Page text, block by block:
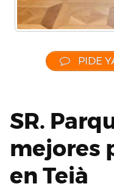
PIDE
SR.
mejores
en Teià